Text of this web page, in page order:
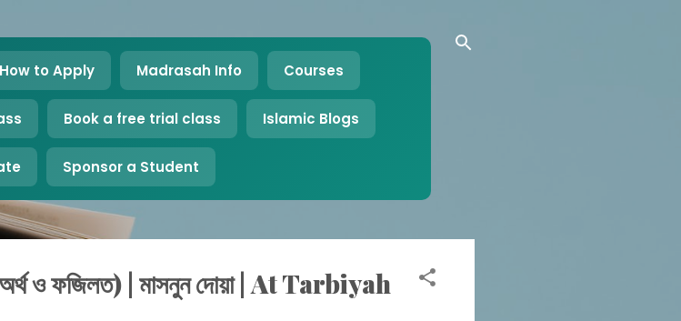
How to Apply Madrasah Info Courses
Book a free trial class Islamic Blogs
Sponsor a Student
অর্থ ও ফজিলত) | মাসনুন দোয়া | At Tarbiyah